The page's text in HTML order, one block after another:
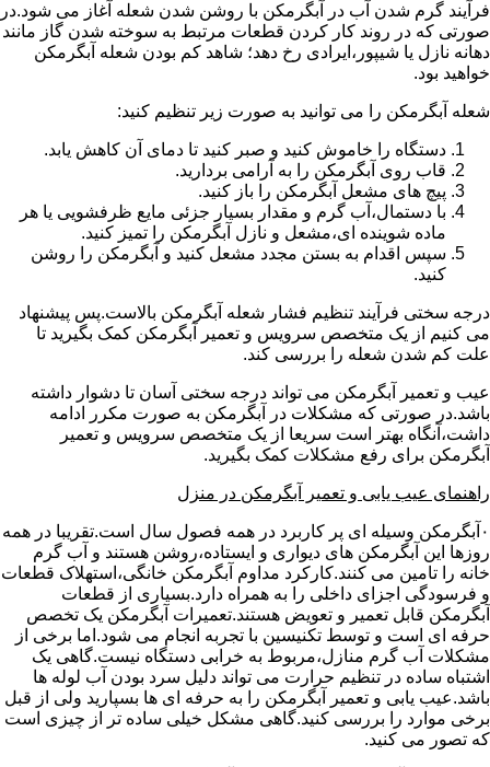
فرآیند گرم شدن آب در آبگرمکن با روشن شدن شعله آغاز می شود.در
صورتی که در روند کار کردن قطعات مرتبط به سوخته شدن گاز مانند
دهانه نازل یا شیپور،ایرادی رخ دهد؛ شاهد کم بودن شعله آبگرمکن
خواهید بود.
شعله آبگرمکن را می توانید به صورت زیر تنظیم کنید:
دستگاه را خاموش کنید و صبر کنید تا دمای آن کاهش یابد.
قاب روی آبگرمکن را به آرامی بردارید.
پیچ های مشعل آبگرمکن را باز کنید.
با دستمال،آب گرم و مقدار بسیار جزئی مایع ظرفشویی یا هر
ماده شوینده ای،مشعل و نازل آبگرمکن را تمیز کنید.
سپس اقدام به بستن مجدد مشعل کنید و آبگرمکن را روشن
کنید.
درجه سختی فرآیند تنظیم فشار شعله آبگرمکن بالاست.پس پیشنهاد
می کنیم از یک متخصص سرویس و تعمیر آبگرمکن کمک بگیرید تا
علت کم شدن شعله را بررسی کند.
عیب و تعمیر آبگرمکن می تواند درجه سختی آسان تا دشوار داشته
باشد.در صورتی که مشکلات در آبگرمکن به صورت مکرر ادامه
داشت،آنگاه بهتر است سریعا از یک متخصص سرویس و تعمیر
آبگرمکن برای رفع مشکلات کمک بگیرید.
راهنمای عیب یابی و تعمیر آبگرمکن در منزل
۰آبگرمکن وسیله ای پر کاربرد در همه فصول سال است.تقریبا در همه
روزها این آبگرمکن های دیواری و ایستاده،روشن هستند و آب گرم
خانه را تامین می کنند.کارکرد مداوم آبگرمکن خانگی،استهلاک قطعات
و فرسودگی اجزای داخلی را به همراه دارد.بسیاری از قطعات
آبگرمکن قابل تعمیر و تعویض هستند.تعمیرات آبگرمکن یک تخصص
حرفه ای است و توسط تکنیسین با تجربه انجام می شود.اما برخی از
مشکلات آب گرم منازل،مربوط به خرابی دستگاه نیست.گاهی یک
اشتباه ساده در تنظیم حرارت می تواند دلیل سرد بودن آب لوله ها
باشد.عیب یابی و تعمیر آبگرمکن را به حرفه ای ها بسپارید ولی از قبل
برخی موارد را بررسی کنید.گاهی مشکل خیلی ساده تر از چیزی است
که تصور می کنید.